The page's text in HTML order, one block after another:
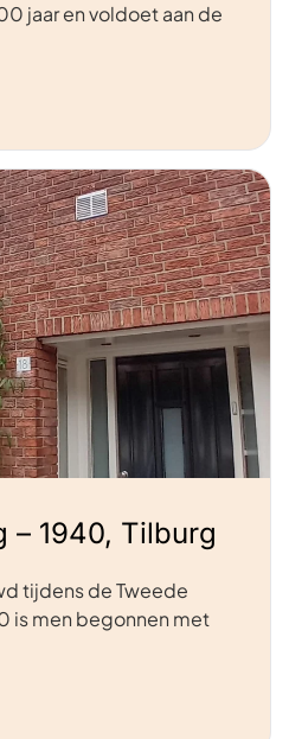
jaar en voldoet aan de
– 1940, Tilburg
tijdens de Tweede
is men begonnen met